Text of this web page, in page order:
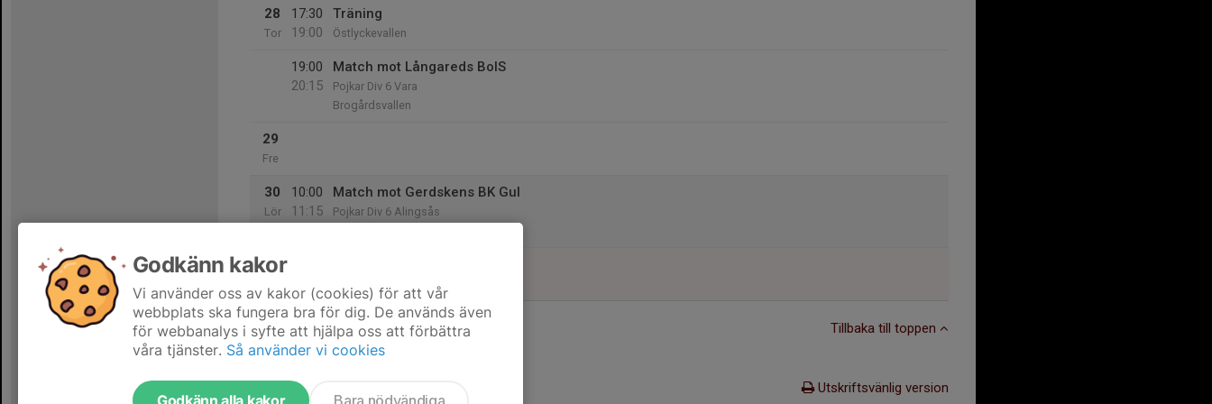
28
Tor
17:30
19:00
Träning
Östlyckevallen
19:00
20:15
Match mot Långareds BoIS
Pojkar Div 6 Vara
Brogårdsvallen
29
Fre
30
Lör
10:00
11:15
Match mot Gerdskens BK Gul
Pojkar Div 6 Alingsås
31
Tillbaka till toppen
Utskriftsvänlig version
Godkänn kakor
Vi använder oss av kakor (cookies) för att vår
webbplats ska fungera bra för dig. De används även
för webbanalys i syfte att hjälpa oss att förbättra
våra tjänster. Så använder vi cookies
Godkänn alla kakor Bara nödvändiga